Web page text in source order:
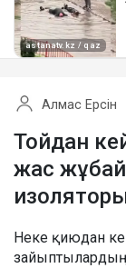
Алмас Ерсін
Тойдан
жас
Неке қиюдан